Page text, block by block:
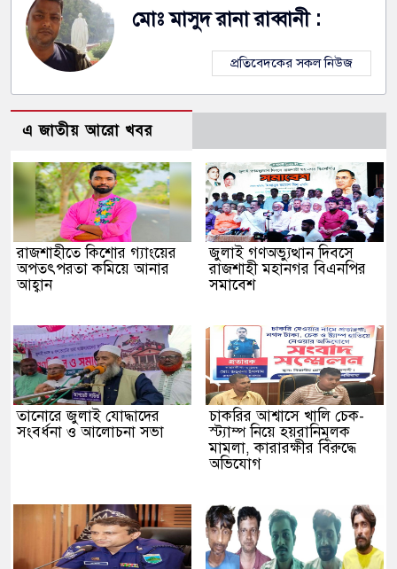
মোঃ মাসুদ রানা রাব্বানী :
প্রতিবেদকের সকল নিউজ
এ জাতীয় আরো খবর
রাজশাহীতে কিশোর গ্যাংয়ের
অপতৎপরতা কমিয়ে আনার
আহ্বান
জুলাই গণঅভ্যুত্থান দিবসে
রাজশাহী মহানগর বিএনপির
সমাবেশ
তানোরে জুলাই যোদ্ধাদের
সংবর্ধনা ও আলোচনা সভা
চাকরির আশ্বাসে খালি চেক-
স্ট্যাম্প নিয়ে হয়রানিমূলক
মামলা, কারারক্ষীর বিরুদ্ধে
অভিযোগ